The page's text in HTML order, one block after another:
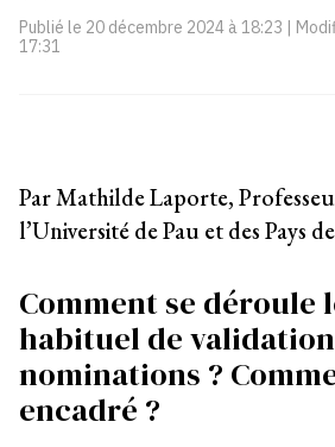
Publié le 20 décembre 2024 à 18:23 |
17:31
Par Mathilde Laporte,
l’Université de Pau et des Pays
Comment se déroule
habituel de
nominations ?
encadré ?